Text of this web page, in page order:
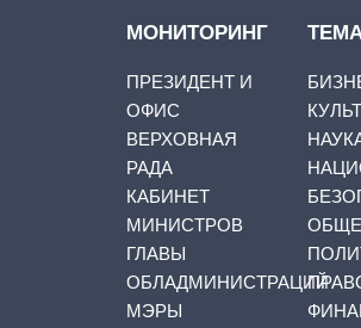
МОНИТОРИНГ
ПРЕЗИДЕНТ И
ОФИС
ВЕРХОВНАЯ
РАДА
КАБИНЕТ
МИНИСТРОВ
ГЛАВЫ
ОБЛАДМИНИСТРАЦИЙ
МЭРЫ